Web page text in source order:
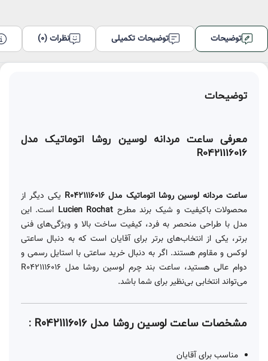
توضیحات توضیحات تکمیلی نظرات (0)
توضیحات
معرفی ساعت مردانه لوسین روشا اتوماتیک مدل
R0421116016
ساعت مردانه لوسین روشا اتوماتیک مدل R0421116016
یکی دیگر از
محصولات باکیفیت و شیک برند مطرح Lucien Rochat است. این
مدل با طراحی منحصر به فرد، کیفیت ساخت بالا و ویژگی‌های فنی
برتر، یکی از انتخاب‌های برتر برای آقایان است که به دنبال ساعتی
لوکس و مقاوم هستند. اگر به دنبال خرید ساعتی با استایل رسمی و
دوام عالی هستید، ساعت بند چرم لوسین روشا مدل R0421116016
می‌تواند انتخابی بی‌نظیر برای شما باشد.
مشخصات ساعت لوسین روشا مدل R0421116016 :
مناسب برای آقایان